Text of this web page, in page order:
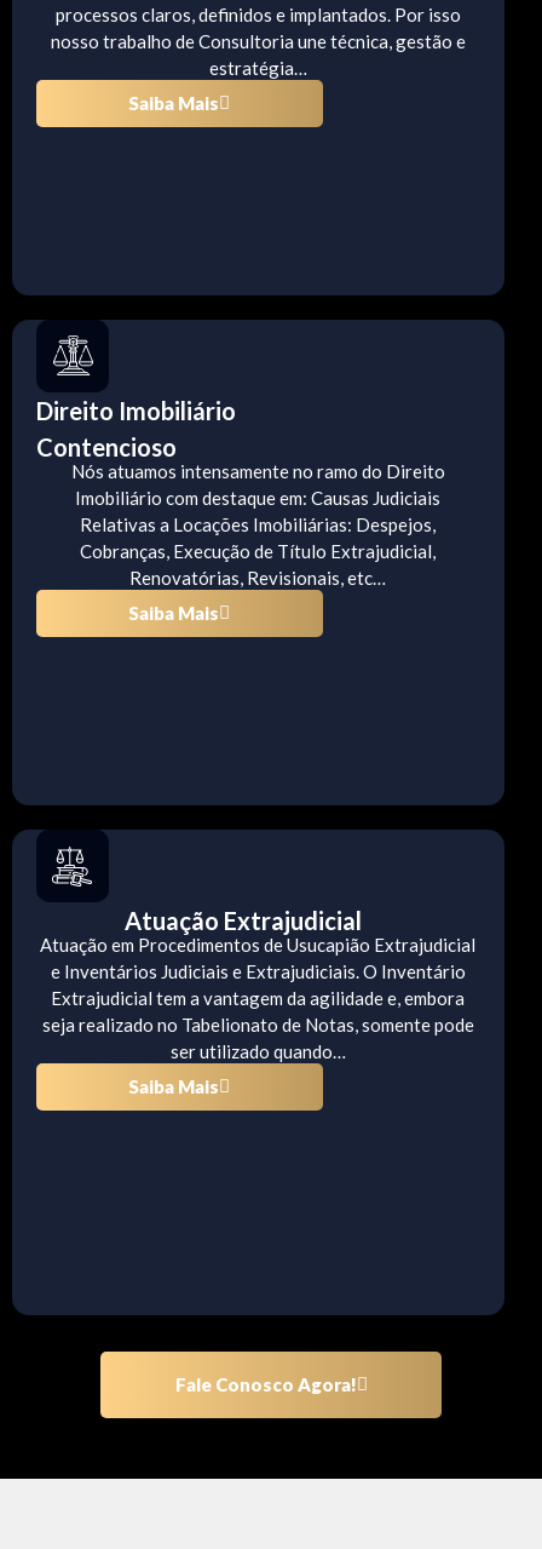
processos claros, definidos e implantados. Por isso
nosso trabalho de Consultoria une técnica, gestão e
estratégia…
Saiba Mais
Direito Imobiliário
Contencioso
Nós atuamos intensamente no ramo do Direito
Imobiliário com destaque em: Causas Judiciais
Relativas a Locações Imobiliárias: Despejos,
Cobranças, Execução de Título Extrajudicial,
Renovatórias, Revisionais, etc…
Saiba Mais
Atuação Extrajudicial
Atuação em Procedimentos de Usucapião Extrajudicial
e Inventários Judiciais e Extrajudiciais. O Inventário
Extrajudicial tem a vantagem da agilidade e, embora
seja realizado no Tabelionato de Notas, somente pode
ser utilizado quando…
Saiba Mais
Fale Conosco Agora!